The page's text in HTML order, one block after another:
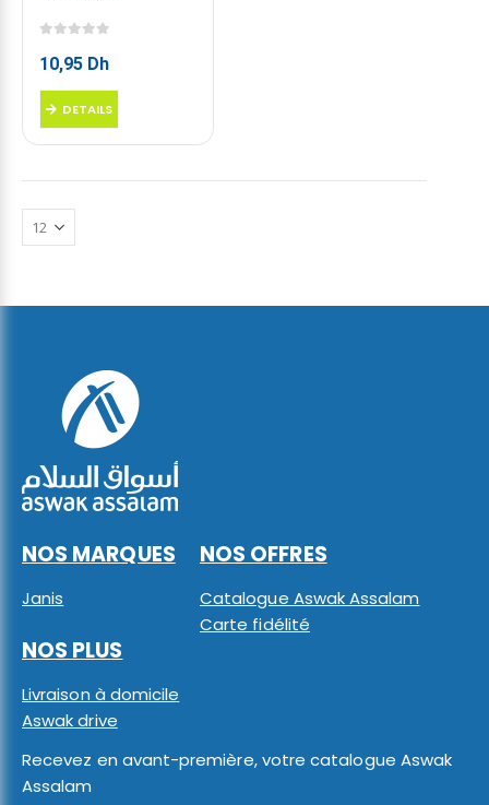
10,95 Dh
DETAILS
NOS MARQUES
Janis
NOS OFFRES
Catalogue Aswak Assalam
Carte fidélité
NOS PLUS
Livraison à domicile
Aswak drive
Recevez en avant-première, votre catalogue Aswak
Assalam